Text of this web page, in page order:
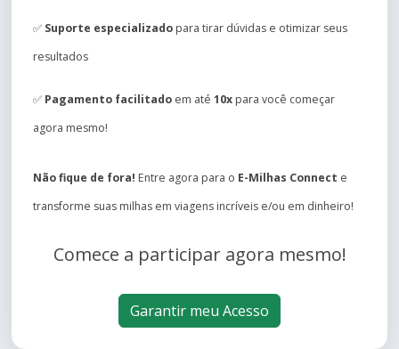
✅ Suporte especializado para tirar dúvidas e otimizar seus
resultados
✅ Pagamento facilitado em até 10x para você começar
agora mesmo!
Não fique de fora! Entre agora para o E-Milhas Connect e
transforme suas milhas em viagens incríveis e/ou em dinheiro!
Comece a participar agora mesmo!
Garantir meu Acesso